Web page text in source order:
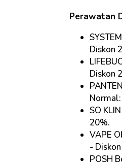
Perawatan
Diskon
Diskon
SO
20%.
VAPE
-
POSH